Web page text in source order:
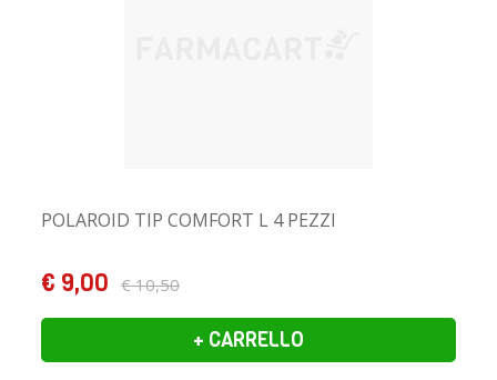
POLAROID TIP COMFORT L 4 PEZZI
€ 9,00 € 10,50
+ CARRELLO